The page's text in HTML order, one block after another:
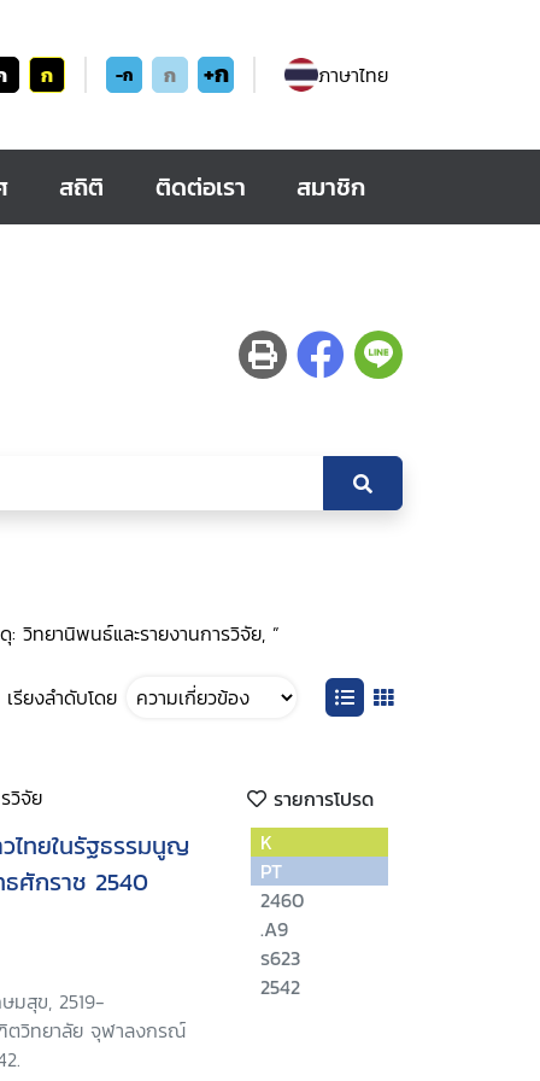
ก -ก ก +ก ภาษาไทย
สถิติ ติดต่อเรา สมาชิก
วิทยานิพนธ์และรายงานการวิจัย, ”
เรียงลำดับโดย
วิจัย รายการโปรด
ไทยในรัฐธรรมนูญ
ศักราช 2540
มสุข, 2519-
วิทยาลัย จุฬาลงกรณ์
K
PT
2460
.A9
ร623
2542